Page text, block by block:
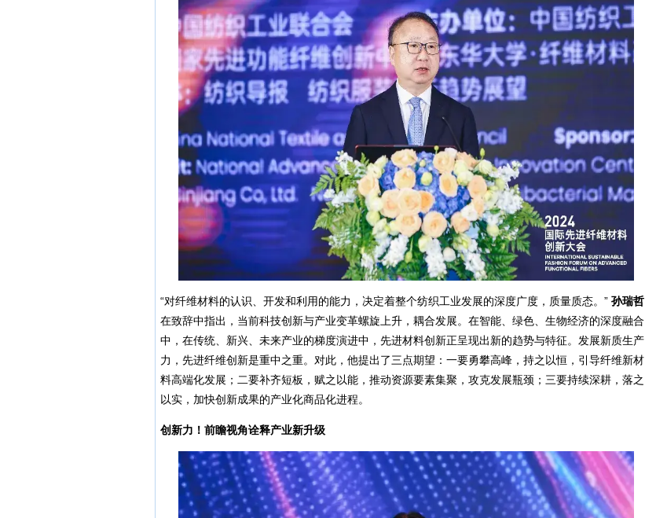
“对纤维材料的认识、开发和利用的能力，决定着整个纺织工业发展的深度广度，质量质态。” 孙瑞哲
在致辞中指出，当前科技创新与产业变革螺旋上升，耦合发展。在智能、绿色、生物经济的深度融合
中，在传统、新兴、未来产业的梯度演进中，先进材料创新正呈现出新的趋势与特征。发展新质生产
力，先进纤维创新是重中之重。对此，他提出了三点期望：一要勇攀高峰，持之以恒，引导纤维新材
料高端化发展；二要补齐短板，赋之以能，推动资源要素集聚，攻克发展瓶颈；三要持续深耕，落之
以实，加快创新成果的产业化商品化进程。
创新力！前瞻视角诠释产业新升级